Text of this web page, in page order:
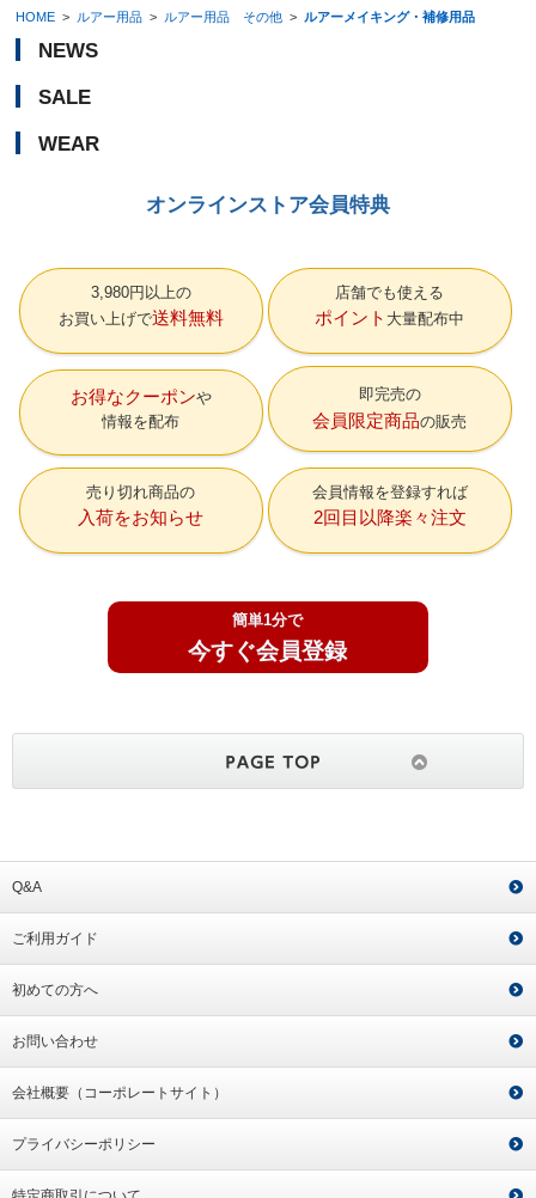
HOME > ルアー用品 > ルアー用品 その他 > ルアーメイキング・補修用品
NEWS
SALE
WEAR
オンラインストア会員特典
3,980円以上の
お買い上げで送料無料
店舗でも使える
ポイント 大量配布中
お得なクーポン
情報を配布
即完売の
会員限定商品の販売
売り切れ商品の
入荷をお知らせ
会員情報を登録すれば
2回目以降楽々注文
簡単1分で
今すぐ会員登録
Q&A
ご利用ガイド
初めての方へ
お問い合わせ
会社概要（コーポレートサイト）
プライバシーポリシー